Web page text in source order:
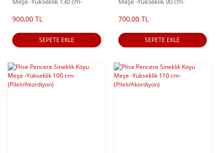
900,00 TL
SEPETE EKLE
700,00 TL
SEPETE EKLE